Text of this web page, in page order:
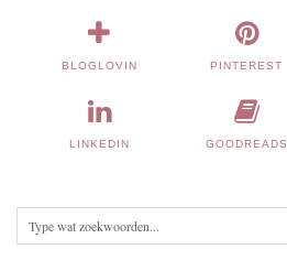
BLOGLOVIN PINTEREST
LINKEDIN GOODREADS